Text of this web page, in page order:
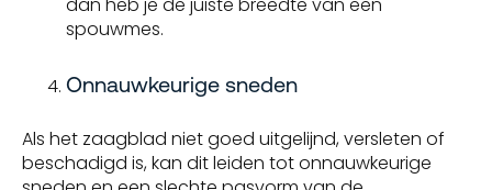
dan heb je de juiste breedte van een
spouwmes.
Onnauwkeurige sneden
Als het zaagblad niet goed uitgelijnd, versleten of
beschadigd is, kan dit leiden tot onnauwkeurige